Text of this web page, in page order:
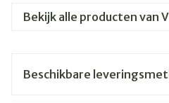
Bekijk alle producten van
Beschikbare